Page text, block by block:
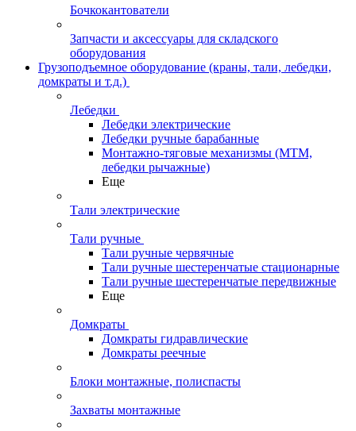
Бочкокантователи
Запчасти и аксессуары для складского
оборудования
Грузоподъемное оборудование (краны, тали, лебедки,
домкраты и т.д.)
Лебедки
Лебедки электрические
Лебедки ручные барабанные
Монтажно-тяговые механизмы (МТМ,
лебедки рычажные)
Еще
Тали электрические
Тали ручные
Тали ручные червячные
Тали ручные шестеренчатые стационарные
Тали ручные шестеренчатые передвижные
Еще
Домкраты
Домкраты гидравлические
Домкраты реечные
Блоки монтажные, полиспасты
Захваты монтажные